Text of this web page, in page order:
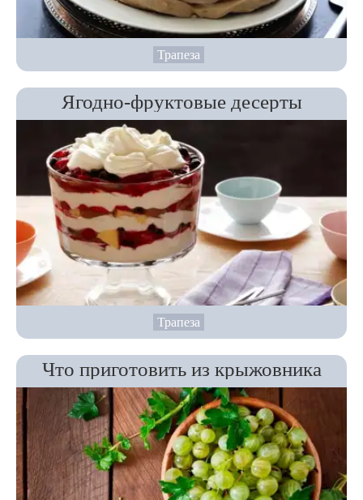
Трапеза
Ягодно-фруктовые десерты
Трапеза
Что приготовить из крыжовника